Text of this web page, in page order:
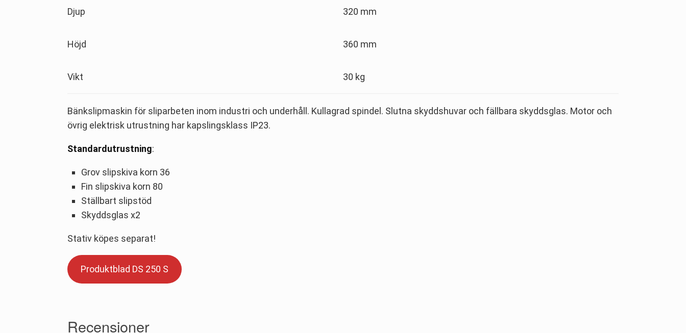
Djup 320 mm
Höjd 360 mm
Vikt 30 kg
Bänkslipmaskin för sliparbeten inom industri och underhåll. Kullagrad spindel. Slutna skyddshuvar och fällbara skyddsglas. Motor och
övrig elektrisk utrustning har kapslingsklass IP23.
Standardutrustning:
Grov slipskiva korn 36
Fin slipskiva korn 80
Ställbart slipstöd
Skyddsglas x2
Stativ köpes separat!
Produktblad DS 250 S
Recensioner